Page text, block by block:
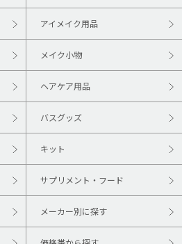
アイメイク用品
メイク小物
ヘアケア用品
バスグッズ
キット
サプリメント・フード
メーカー別に探す